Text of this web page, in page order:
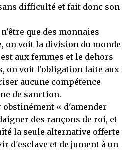
difficulté et fait donc son
que des monnaies
on voit la division du monde
aux femmes et le dehors
on voit l'obligation faite aux
aucune compétence
de sanction.
obstinément « d'amender
des rançons de roi, et
la seule alternative offerte
d'esclave et de jument à un